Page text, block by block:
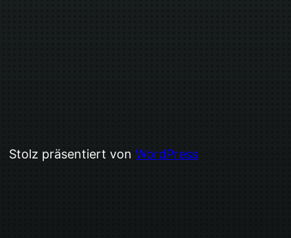
Stolz präsentiert von WordPress